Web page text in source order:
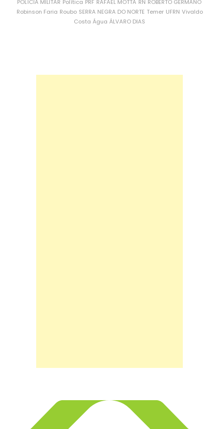
POLÍCIA MILITAR Política PRF RAFAEL MOTTA RN ROBERTO GERMANO
Robinson Faria Roubo SERRA NEGRA DO NORTE Temer UFRN Vivaldo
Costa Água ÁLVARO DIAS